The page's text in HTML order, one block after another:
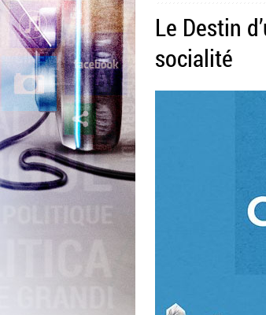
Le Destin
socialité